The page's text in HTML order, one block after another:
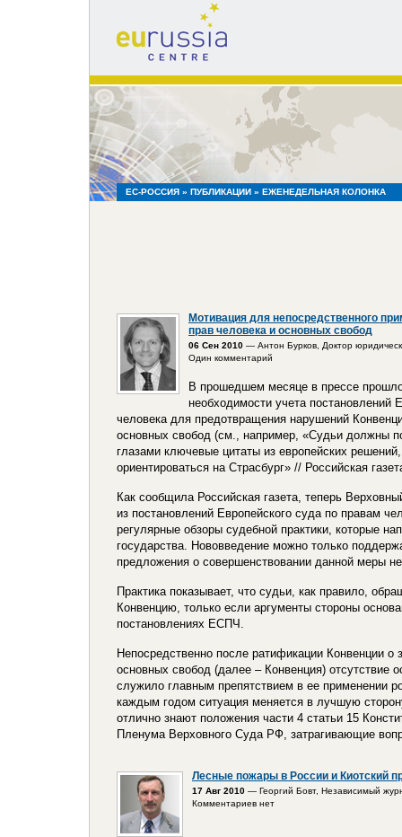
eurussia
centre
ЕС-РОССИЯ » ПУБЛИКАЦИИ » ЕЖЕНЕДЕЛЬНАЯ КОЛОНКА
Мотивация для непосредственного
прав человека и основных свобод
06 Сен 2010 — Антон Бурков, Доктор
Один комментарий
В прошедшем месяце в прессе
необходимости учета постановлений
человека для предотвращения нарушений
основных свобод (см., например, «Судьи должны
глазами ключевые цитаты из европейских
ориентироваться на Страсбург» // Российская
Как сообщила Российская газета, теперь
из постановлений Европейского суда по правам
регулярные обзоры судебной практики, которые
государства. Нововведение можно только
предложения о совершенствовании данной меры
Практика показывает, что судьи, как правило,
Конвенцию, только если аргументы стороны
постановлениях ЕСПЧ.
Непосредственно после ратификации Конвенции о
основных свобод (далее – Конвенция) отсутствие
служило главным препятствием в ее применении
каждым годом ситуация меняется в лучшую
отлично знают положения части 4 статьи 15
Пленума Верховного Суда РФ, затрагивающие
Лесные пожары в России и Киотский
17 Авг 2010 — Георгий Бовт, Независимый
Комментариев нет